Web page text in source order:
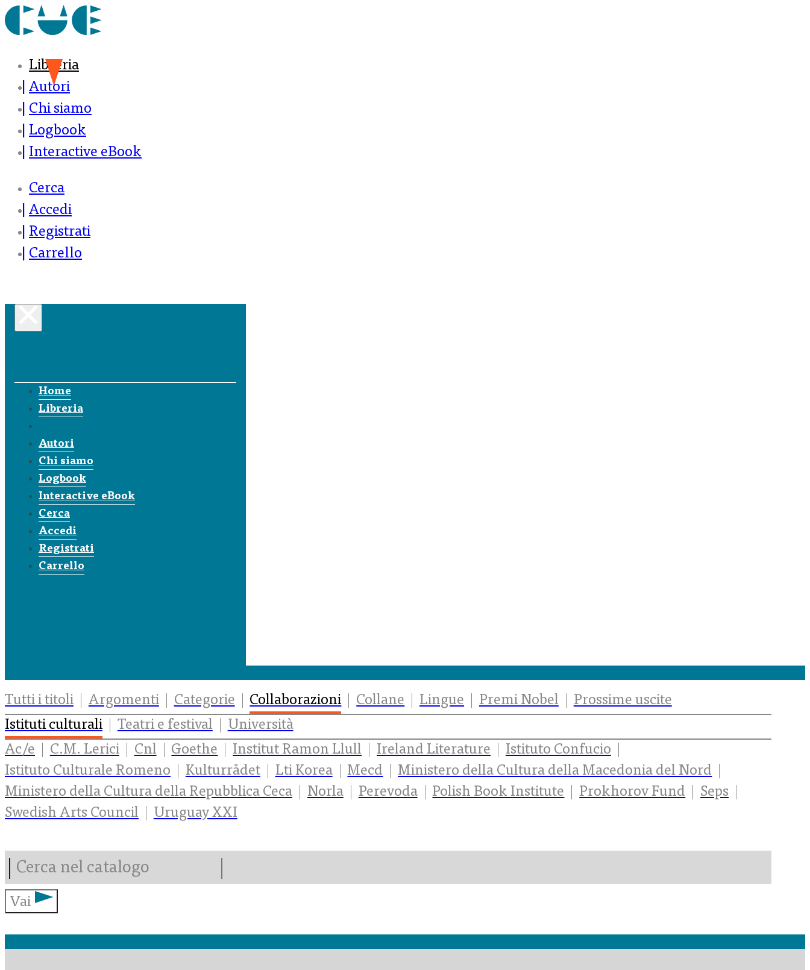
Libreria
Autori
Chi siamo
Logbook
Interactive eBook
Cerca
Accedi
Registrati
Carrello
Home
Libreria
Autori
Chi siamo
Logbook
Interactive eBook
Cerca
Accedi
Registrati
Carrello
Tutti i titoli Argomenti Categorie Collaborazioni Collane Lingue Premi Nobel
Prossime uscite
Istituti culturali
Teatri e festival
Università
Ac/e
C.M. Lerici Cnl Goethe Institut Ramon Llull Ireland Literature
Istituto Confucio
Istituto Culturale Romeno
Kulturrådet Lti Korea Mecd
Ministero della Cultura della Macedonia del Nord
Ministero della Cultura della Repubblica Ceca
Norla Perevoda Polish Book Institute Prokhorov Fund
Seps
Swedish Arts Council
Uruguay XXI
Vai